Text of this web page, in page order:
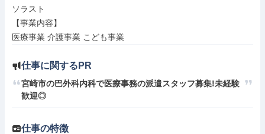
ソラスト
【事業内容】
医療事業 介護事業 こども事業
仕事に関するPR
宮崎市の巴外科内科で医療事務の派遣スタッフ募集!未経験
歓迎◎
仕事の特徴